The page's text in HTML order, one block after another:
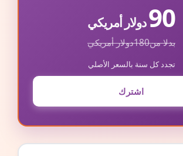
90دولار أمريكي
بدلا من180دولار أمريكي
تجدد كل سنة بالسعر الأصلي
اشترك